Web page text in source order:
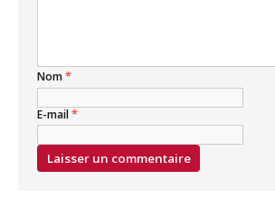
Nom*
E-mail*